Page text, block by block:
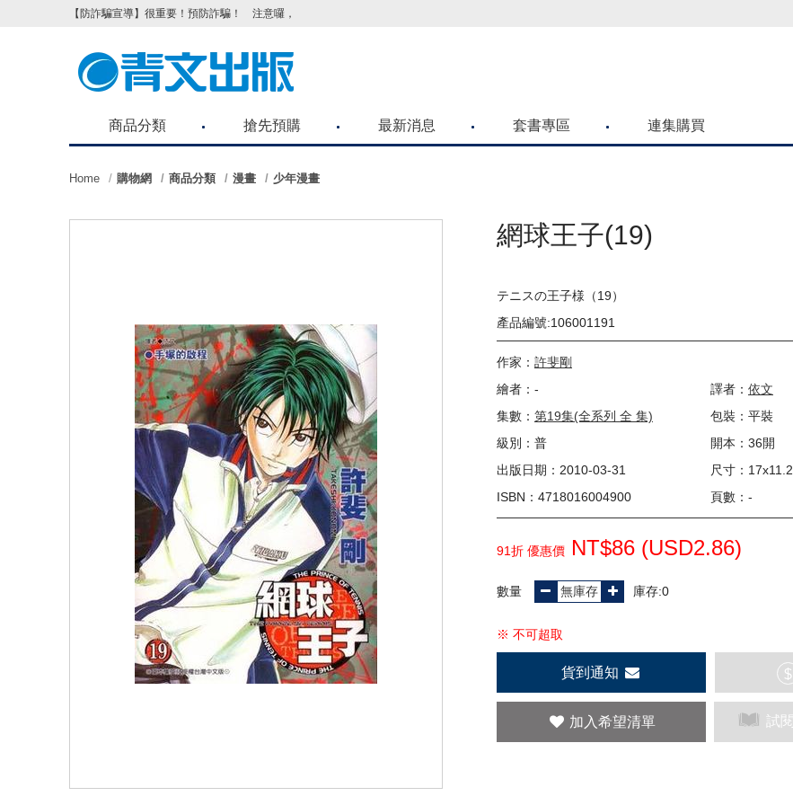
【防詐騙宣導】很重要！預防詐騙！ 注意囉，不要被騙了！請各位喜歡青文購物網的朋友們，提高警覺！
商品分類 搶先預購 最新消息 套書專區 連集購買
Home 購物網 商品分類 漫畫 少年漫畫
網球王子(19)
テニスの王子様（19）
產品編號:106001191
作家： 許斐剛
繪者：-
譯者： 依文
集數： 第19集(全系列 全 集)
包裝：平裝
級別：普
開本：36開
出版日期：2010-03-31
尺寸：17x11.2
ISBN：4718016004900
頁數：-
91折 優惠價 NT$86 (USD2.86)
數量 庫存:0
※ 不可超取
貨到通知 $
加入希望清單 試閱